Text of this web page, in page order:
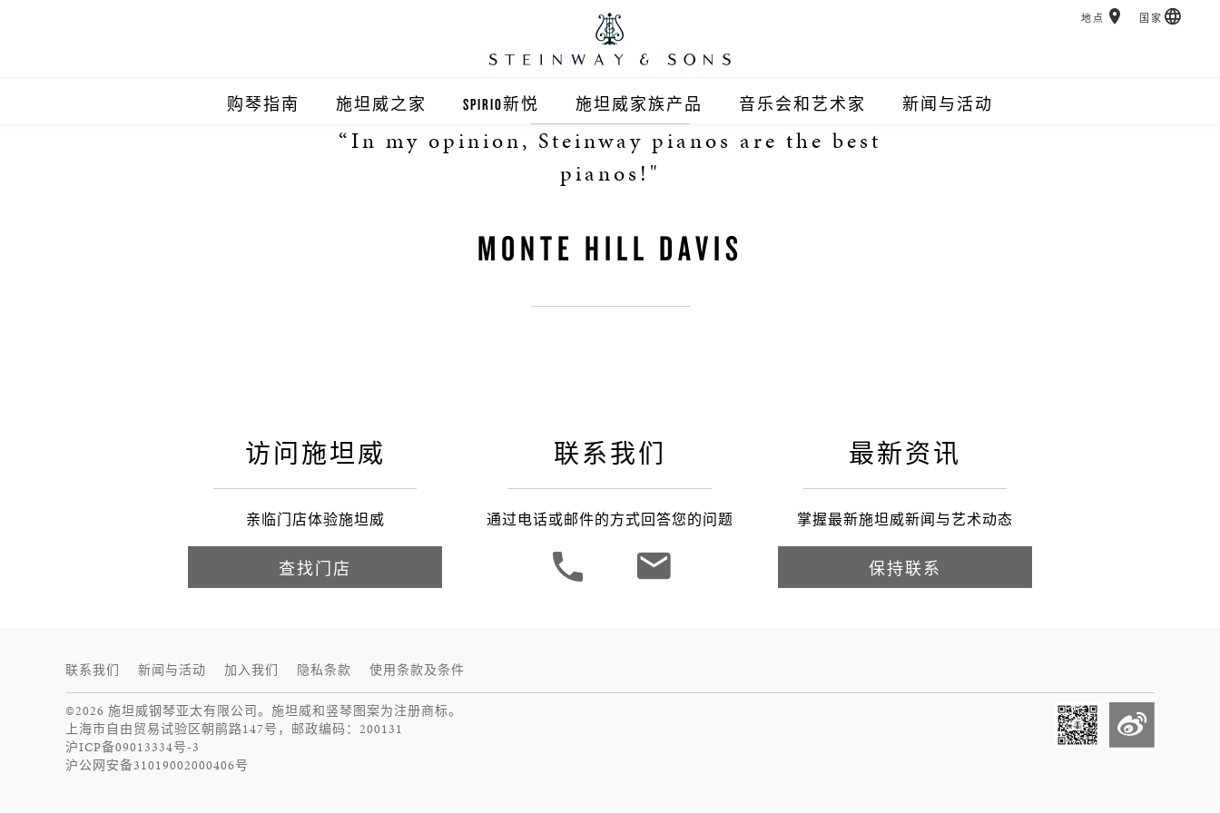
购琴指南 施坦威之家
施坦威之家北京
SPIRIO新悦 施坦威家族产品
施坦威钢琴
郎朗钢琴
音乐会和艺术家 新闻与活动
地点 国家
“In my opinion, Steinway pianos are the best
pianos!"
MONTE HILL DAVIS
访问施坦威
亲临门店体验施坦威
查找门店
联系我们
通过电话或邮件的方式回答您的问题
最新资讯
掌握最新施坦威新闻与艺术动态
保持联系
联系我们 新闻与活动 加入我们 隐私条款 使用条款及条件
©2026 施坦威钢琴亚太有限公司。施坦威和竖琴图案为注册商标。
上海市自由贸易试验区朝鹃路147号，邮政编码：200131
沪ICP备09013334号-3
沪公网安备31019002000406号